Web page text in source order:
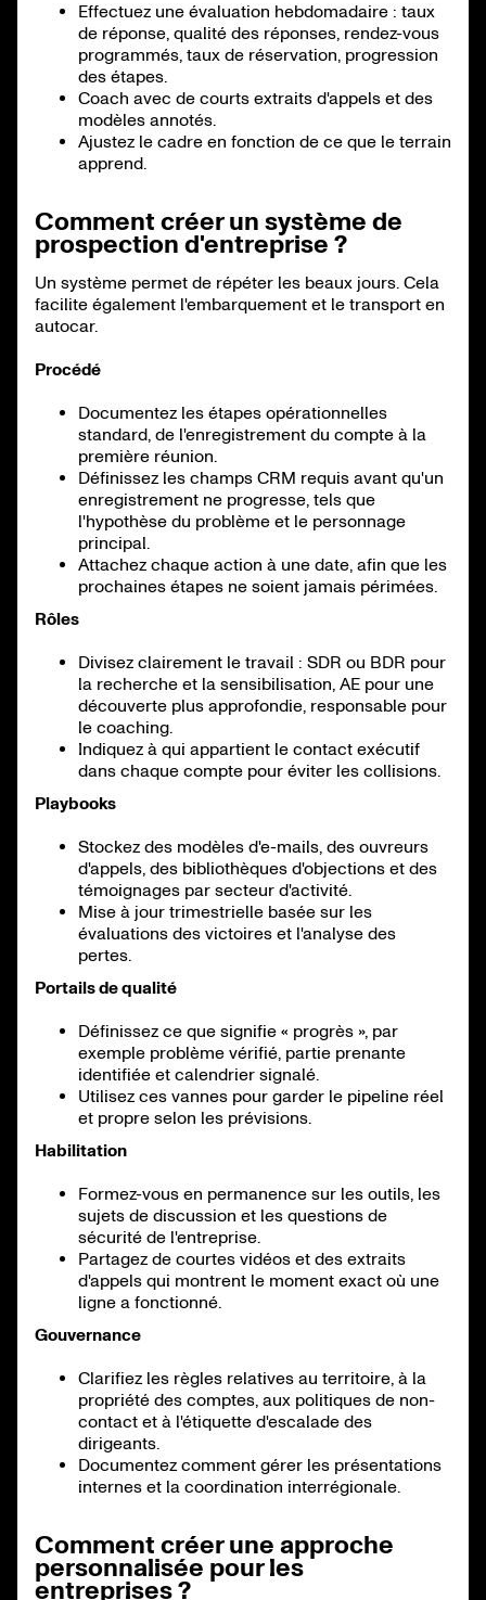
Effectuez une évaluation hebdomadaire : taux
de réponse, qualité des réponses, rendez-vous
programmés, taux de réservation, progression
des étapes.
Coach avec de courts extraits d'appels et des
modèles annotés.
Ajustez le cadre en fonction de ce que le terrain
apprend.
Comment créer un système de
prospection d'entreprise ?
Un système permet de répéter les beaux jours. Cela
facilite également l'embarquement et le transport en
autocar.
Procédé
Documentez les étapes opérationnelles
standard, de l'enregistrement du compte à la
première réunion.
Définissez les champs CRM requis avant qu'un
enregistrement ne progresse, tels que
l'hypothèse du problème et le personnage
principal.
Attachez chaque action à une date, afin que les
prochaines étapes ne soient jamais périmées.
Rôles
Divisez clairement le travail : SDR ou BDR pour
la recherche et la sensibilisation, AE pour une
découverte plus approfondie, responsable pour
le coaching.
Indiquez à qui appartient le contact exécutif
dans chaque compte pour éviter les collisions.
Playbooks
Stockez des modèles d'e-mails, des ouvreurs
d'appels, des bibliothèques d'objections et des
témoignages par secteur d'activité.
Mise à jour trimestrielle basée sur les
évaluations des victoires et l'analyse des
pertes.
Portails de qualité
Définissez ce que signifie « progrès », par
exemple problème vérifié, partie prenante
identifiée et calendrier signalé.
Utilisez ces vannes pour garder le pipeline réel
et propre selon les prévisions.
Habilitation
Formez-vous en permanence sur les outils, les
sujets de discussion et les questions de
sécurité de l'entreprise.
Partagez de courtes vidéos et des extraits
d'appels qui montrent le moment exact où une
ligne a fonctionné.
Gouvernance
Clarifiez les règles relatives au territoire, à la
propriété des comptes, aux politiques de non-
contact et à l'étiquette d'escalade des
dirigeants.
Documentez comment gérer les présentations
internes et la coordination interrégionale.
Comment créer une approche
personnalisée pour les
entreprises ?